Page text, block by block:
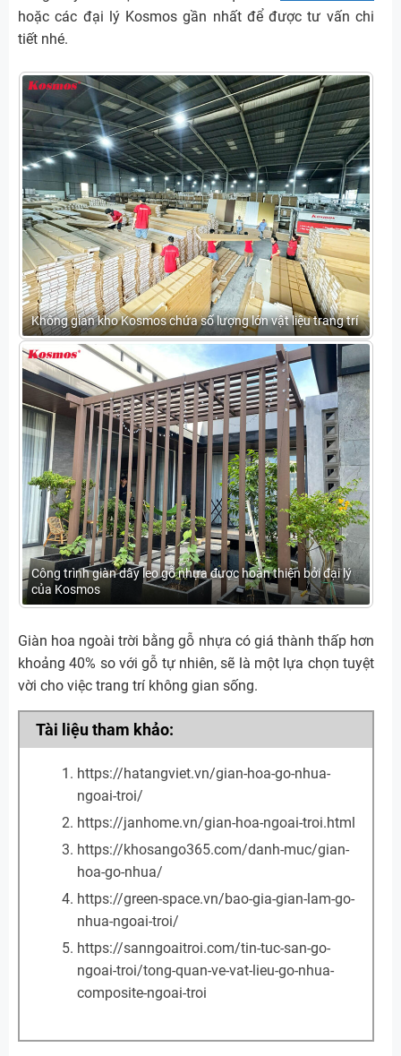
hoặc các đại lý Kosmos gần nhất để được tư vấn chi
tiết nhé.
Không gian kho Kosmos chứa số lượng lớn vật liệu trang trí
Công trình giàn dây leo gỗ nhựa được hoàn thiện bởi đại lý
của Kosmos
Giàn hoa ngoài trời bằng gỗ nhựa có giá thành thấp hơn
khoảng 40% so với gỗ tự nhiên, sẽ là một lựa chọn tuyệt
vời cho việc trang trí không gian sống.
Tài liệu tham khảo:
https://hatangviet.vn/gian-hoa-go-nhua-
ngoai-troi/
https://janhome.vn/gian-hoa-ngoai-troi.html
https://khosango365.com/danh-muc/gian-
hoa-go-nhua/
https://green-space.vn/bao-gia-gian-lam-go-
nhua-ngoai-troi/
https://sanngoaitroi.com/tin-tuc-san-go-
ngoai-troi/tong-quan-ve-vat-lieu-go-nhua-
composite-ngoai-troi